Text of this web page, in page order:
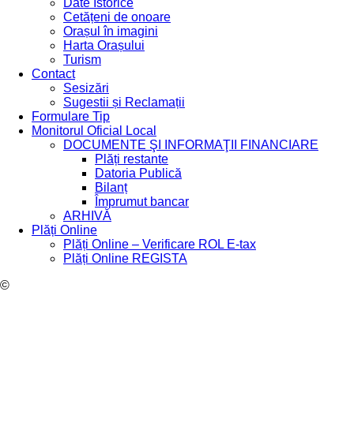
Date Istorice
Cetățeni de onoare
Orașul în imagini
Harta Orașului
Turism
Contact
Sesizări
Sugestii și Reclamații
Formulare Tip
Monitorul Oficial Local
DOCUMENTE ŞI INFORMAŢII FINANCIARE
Plăți restante
Datoria Publică
Bilanț
Împrumut bancar
ARHIVĂ
Plăți Online
Plăți Online – Verificare ROL E-tax
Plăți Online REGISTA
©